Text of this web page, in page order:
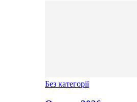
Без категорії